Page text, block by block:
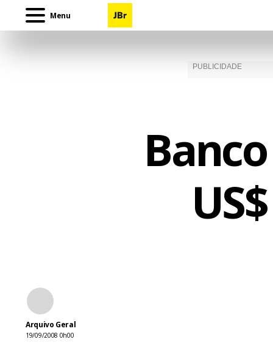
Menu
Arquivo Geral
19/09/2008 0h00